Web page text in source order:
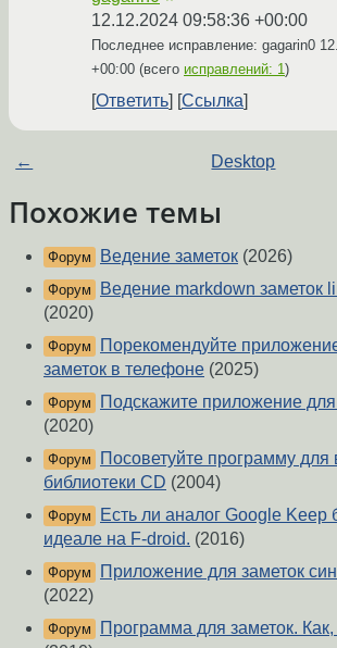
12.12.2024 09:58:36 +00:00
Последнее исправление: gagarin0
+00:00 (всего исправлений: 1)
Ответить Ссылка
← Desktop
Похожие темы
Форум Ведение заметок (2026)
Форум
Ведение markdown заметок
(2020)
Форум
Порекомендуйте
заметок в телефоне (2025)
Форум
Подскажите приложение
(2020)
Форум
Посоветуйте программу для
библиотеки CD (2004)
Форум
Есть ли аналог Google Keep
идеале на F-droid. (2016)
Форум
Приложение для заметок
(2022)
Форум
Программа для заметок. Как,